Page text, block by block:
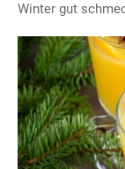
Winter gut